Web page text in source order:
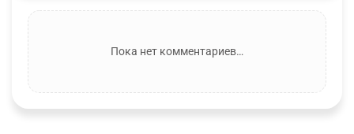
Пока нет комментариев…